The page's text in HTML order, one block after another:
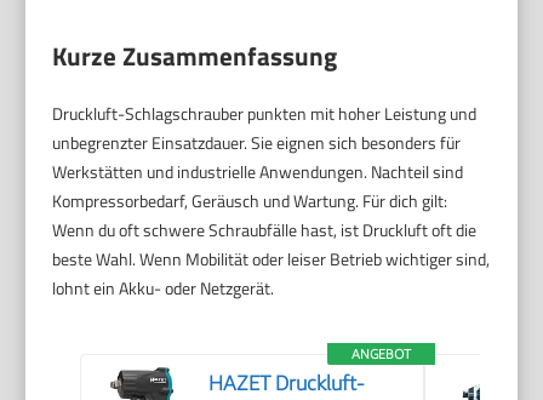
Kurze Zusammenfassung
Druckluft-Schlagschrauber punkten mit hoher Leistung und
unbegrenzter Einsatzdauer. Sie eignen sich besonders für
Werkstätten und industrielle Anwendungen. Nachteil sind
Kompressorbedarf, Geräusch und Wartung. Für dich gilt:
Wenn du oft schwere Schraubfälle hast, ist Druckluft oft die
beste Wahl. Wenn Mobilität oder leiser Betrieb wichtiger sind,
lohnt ein Akku- oder Netzgerät.
ANGEBOT
HAZET Druckluft-